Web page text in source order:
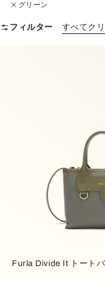
グリーン
フィルター すべてク
Furla Divide It トート